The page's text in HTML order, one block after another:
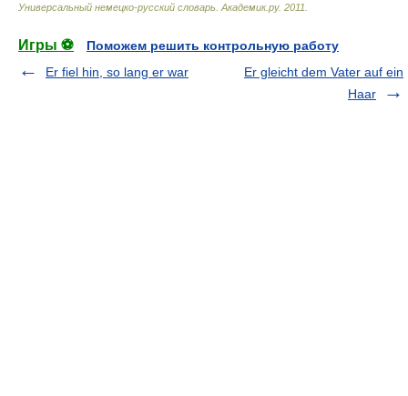
Универсальный немецко-русский словарь Академик.ру. 2011
Игры ⚽
Поможем решить контрольную работу
Er fiel hin, so lang er war
Er gleicht dem Vater auf ein
Haar